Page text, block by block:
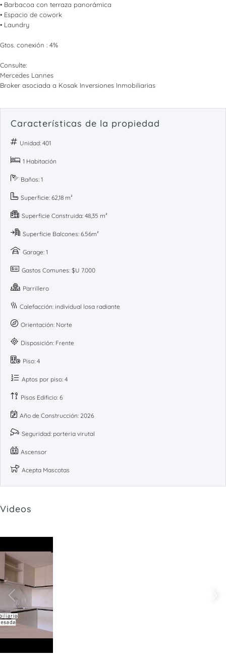
• Barbacoa con terraza panorámica
• Espacio de cowork
• Laundry
Gtos. conexión : 4%
Consulte:
Mercedes Lannes
Broker asociada a Kosak Inversiones Inmobiliarias
Características de la propiedad
Unidad: 401
1 Habitación
Baños: 1
Superficie: 62,18 m²
Superficie Construida: 48,35 m²
Superficie Balcones: 6.56m²
Garage: 1
Gastos Comunes: $U 7.000
Parrillero
Calefacción: individual losa radiante
Orientación: Norte
Disposición: Frente
Piso: 4
Aptos por piso: 4
Pisos Edificio: 6
Año de Construcción: 2026
Seguridad: porteria virutal
Ascensor
Acepta Mascotas
Videos